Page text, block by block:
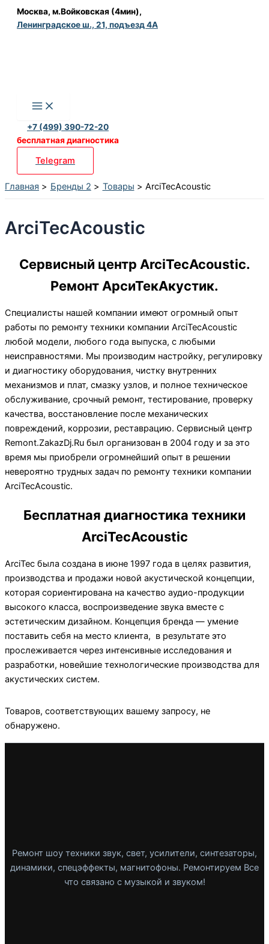
Перейти
Москва, м.Войковская (4мин),
Ленинградское ш., 21, подъезд 4А
+7 (499) 390-72-20
бесплатная диагностика
Telegram
Главная Бренды 2 Товары ArciTecAcoustic
ArciTecAcoustic
Сервисный центр ArciTecAcoustic.
Ремонт АрсиТекАкустик.
Специалисты нашей компании имеют огромный опыт
работы по ремонту техники компании ArciTecAcoustic
любой модели, любого года выпуска, с любыми
неисправностями. Мы производим настройку, регулировку
и диагностику оборудования, чистку внутренних
механизмов и плат, смазку узлов, и полное техническое
обслуживание, срочный ремонт, тестирование, проверку
качества, восстановление после механических
повреждений, коррозии, реставрацию. Сервисный центр
Remont.ZakazDj.Ru был организован в 2004 году и за это
время мы приобрели огромнейший опыт в решении
невероятно трудных задач по ремонту техники компании
ArciTecAcoustic.
Бесплатная диагностика техники
ArciTecAcoustic
ArciTec была создана в июне 1997 года в целях развития,
производства и продажи новой акустической концепции,
которая сориентирована на качество аудио-продукции
высокого класса, воспроизведение звука вместе с
эстетическим дизайном. Концепция бренда — умение
поставить себя на место клиента, в результате это
прослеживается через интенсивные исследования и
разработки, новейшие технологические производства для
акустических систем.
Товаров, соответствующих вашему запросу, не
обнаружено.
Ремонт шоу техники звук, свет, усилители, синтезаторы,
динамики, спецэффекты, магнитофоны. Ремонтируем Все
что связано с музыкой и звуком!